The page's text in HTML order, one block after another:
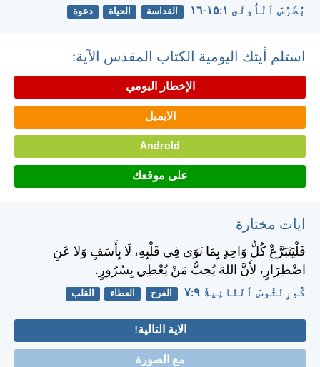
بُطْرُسَ ٱلْأُولَى ١:‏١٥-‏١٦ القداسة الحياة دعوة
استلم أيتك اليومية الكتاب المقدس الآية:
الإخطار اليومي
الايميل
Android
على موقعك
ايات مختارة
فَلْيَتَبَرَّعْ كُلُّ وَاحِدٍ بِمَا نَوَى فِي قَلْبِهِ، لَا بِأَسَفٍ وَلا عَنِ
اضْطِرَارٍ، لأَنَّ اللهَ يُحِبُّ مَنْ يُعْطِي بِسُرُورٍ.
كُورِنْثُوسَ ٱلثَّانِيةُ ٩:‏٧ الفرح العطاء القلب
الاية التالية!
مع الصورة